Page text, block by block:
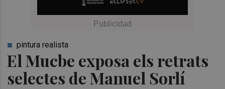
El Mucbe exposa els retrats
selectes de Manuel Sorlí
pintura realista